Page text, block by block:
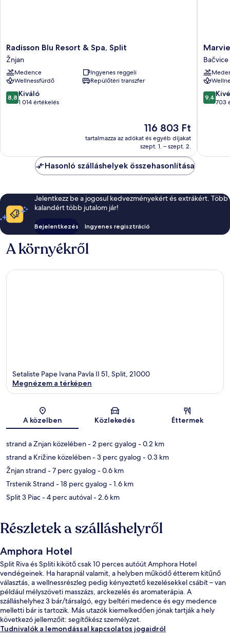
Radisson
Blu
Resort
&
Spa,
Split
Žnjan
Radisson Blu Resort & Spa, Split
Žnjan
Medence
Ingyenes reggeli
Wellnessfürdő
Repülőtéri transzfer
8.8
ennyiből:
8,8 Kiváló
1 014 értékelés
Az
ár
116 803 Ft
116 803 Ft
tartalmazza az adókat és egyéb díjakat
szept. 1. – szept. 2.
Marvie
Hotel
&
Health
Bačvice
strand
9.4
9,4
703
Hasonló szálláshelyek összehasonlítása
Jelentkezz be a jogosul kedvezményekért és extrákért. Több
kalandért több jutalom jár!
Bejelentkezés Ingyenes regisztráció
A környékről
Térkép
Setaliste Pape Ivana Pavla II 51, Split, 21000
Megnézem a térképen
A közelben Közlekedés Éttermek
strand a Znjan közelében- 2 perc gyalog - 0.2 km
strand a Križine közelében- 3 perc gyalog - 0.3 km
Žnjan strand - 7 perc gyalog - 0.6 km
Trstenik Strand - 18 perc gyalog - 1.6 km
Split 3 Piac- 4 perc autóval- 2.6 km
Részletek a szálláshelyről
Amphora Hotel
Split Riva és Spliti kikötő csak 10 perces autóút Amphora Hotel
vendégeinek. Ha harapnál valamit, a helyben működő étterem kitűnő
választás, a wellnessrészleg pedig kényeztető kezelésekkel csábít – van
például mélyszöveti masszázs, arckezelés és aromaterápia. A
szálláshelyhez 3 bár/társalgó, egy beltéri medence és egy medence
melletti bár is tartozik. Más utazók kiemelkedően jónak tartják a hely
következó jellemzőit: segítőkész személyzet.
Tudnivalók a lemondással kapcsolatos jogaidról